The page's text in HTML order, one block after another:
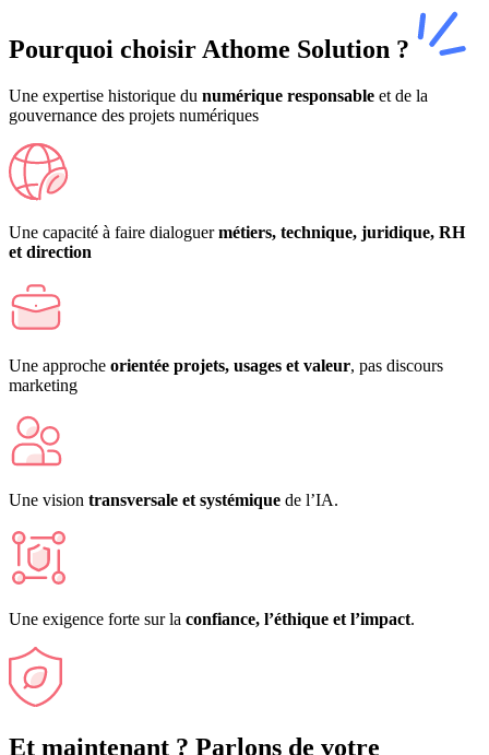
Pourquoi choisir Athome Solution ?
Une expertise historique du numérique responsable et de la
gouvernance des projets numériques
Une capacité à faire dialoguermétiers, technique, juridique, RH
et direction
Une approche orientée projets, usages et valeur, pas discours
marketing
Une vision transversale et systémique de l’IA.
Une exigence forte sur la confiance, l’éthique et l’impact.
Et maintenant ? Parlons de votre